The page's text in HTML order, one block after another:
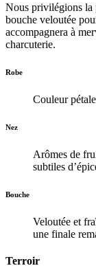
Nous privilégions la
bouche veloutée
accompagnera à
charcuterie.
Robe
Couleur
Nez
Arômes de
subtiles
Bouche
Veloutée et
une finale
Terroir